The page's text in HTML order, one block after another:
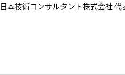
日本技術コンサルタント株式会社